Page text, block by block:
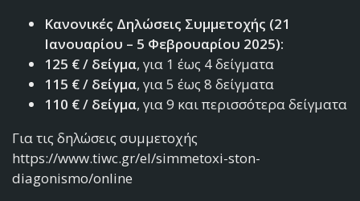
Κανονικές Δηλώσεις Συμμετοχής (21
Ιανουαρίου – 5 Φεβρουαρίου 2025):
125 € / δείγμα, για 1 έως 4 δείγματα
115 € / δείγμα, για 5 έως 8 δείγματα
110 € / δείγμα, για 9 και περισσότερα δείγματα
Για τις δηλώσεις συμμετοχής
https://www.tiwc.gr/el/simmetoxi-ston-
diagonismo/online